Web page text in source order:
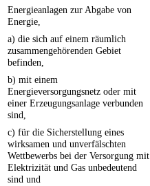
Energieanlagen zur Abgabe von
Energie,
a) die sich auf einem räumlich
zusammengehörenden Gebiet
befinden,
b) mit einem
Energieversorgungsnetz oder mit
einer Erzeugungsanlage verbunden
sind,
c) für die Sicherstellung eines
wirksamen und unverfälschten
Wettbewerbs bei der Versorgung mit
Elektrizität und Gas unbedeutend
sind und